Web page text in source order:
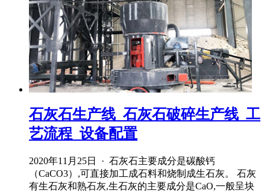
石灰石生产线_石灰石破碎生产线_工
艺流程_设备配置
2020年11月25日 · 石灰石主要成分是碳酸钙
（CaCO3）,可直接加工成石料和烧制成生石灰。 石灰
有生石灰和熟石灰,生石灰的主要成分是CaO,一般呈块